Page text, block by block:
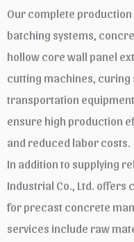
Our complete
batching systems,
hollow core wall panel
cutting machines, curing
transportation
ensure high production
and reduced labor costs.
In addition to supplying
Industrial Co., Ltd. offers
for precast concrete
services include raw